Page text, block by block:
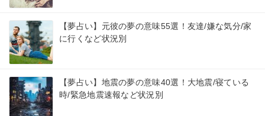
【夢占い】元彼の夢の意味55選！友達/嫌な気分/家
に行くなど状況別
【夢占い】地震の夢の意味40選！大地震/寝ている
時/緊急地震速報など状況別